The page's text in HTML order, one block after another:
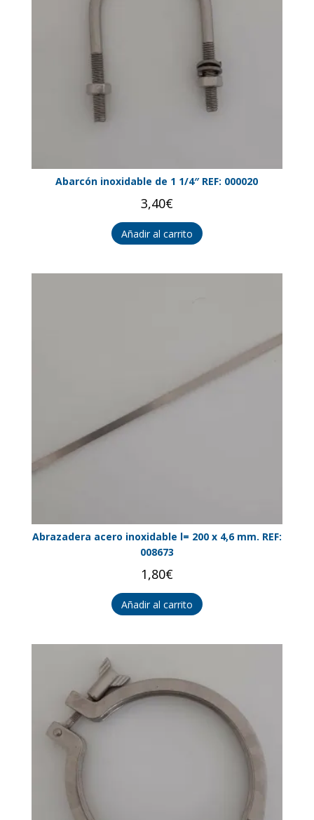
Abarcón inoxidable de 1 1/4″ REF: 000020
3,40€
Añadir al carrito
Abrazadera acero inoxidable l= 200 x 4,6 mm. REF:
008673
1,80€
Añadir al carrito